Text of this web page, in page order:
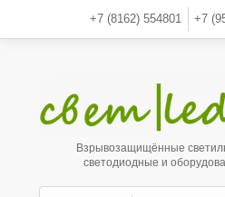
+7 (8162) 554801 +7
Взрывозащищённые
светодиодные и